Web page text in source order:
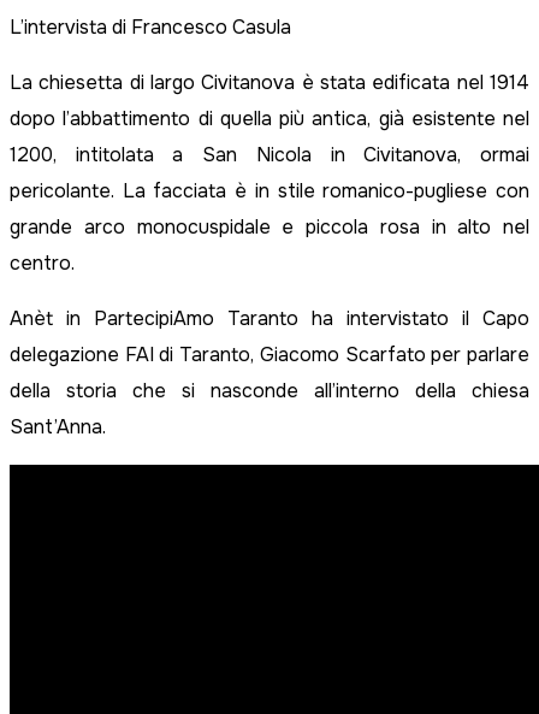
L’intervista di Francesco Casula
La chiesetta di largo Civitanova è stata edificata nel 1914
dopo l’abbattimento di quella più antica, già esistente nel
1200, intitolata a San Nicola in Civitanova, ormai
pericolante. La facciata è in stile romanico-pugliese con
grande arco monocuspidale e piccola rosa in alto nel
centro.
Anèt in PartecipiAmo Taranto ha intervistato il Capo
delegazione FAI di Taranto, Giacomo Scarfato per parlare
della storia che si nasconde all’interno della chiesa
Sant’Anna.